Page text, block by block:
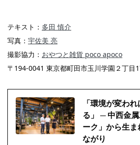
テキスト： 多田 慎介
写真： 宇佐美 亮
撮影協力： おやつと雑貨 poco apoco
〒194-0041 東京都町田市玉川学園２丁目
「環境が変わ
る」 ─ 中西金
ーク」から生
ながり